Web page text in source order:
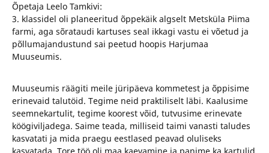
Õpetaja Leelo Tamkivi:
3. klassidel oli planeeritud õppekäik algselt Metsküla Piima
farmi, aga sõrataudi kartuses seal ikkagi vastu ei võetud ja
põllumajandustund sai peetud hoopis Harjumaa
Muuseumis.
Muuseumis räägiti meile jüripäeva kommetest ja õppisime
erinevaid talutöid. Tegime neid praktiliselt läbi. Kaalusime
seemnekartulit, tegime koorest võid, tutvusime erinevate
köögiviljadega. Saime teada, milliseid taimi vanasti taludes
kasvatati ja mida praegu eestlased peavad oluliseks